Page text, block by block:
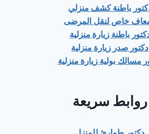
باطنة كشف منزلي
خاص لنقل المرضى
باطنة زيارة منزلية
دكتور صدر زيارة منزلية
مسالك بولية زيارة منزلية
روابط سريعة